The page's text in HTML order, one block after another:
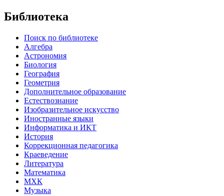
Библиотека
Поиск по библиотеке
Алгебра
Астрономия
Биология
География
Геометрия
Дополнительное образование
Естествознание
Изобразительное искусство
Иностранные языки
Информатика и ИКТ
История
Коррекционная педагогика
Краеведение
Литература
Математика
МХК
Музыка